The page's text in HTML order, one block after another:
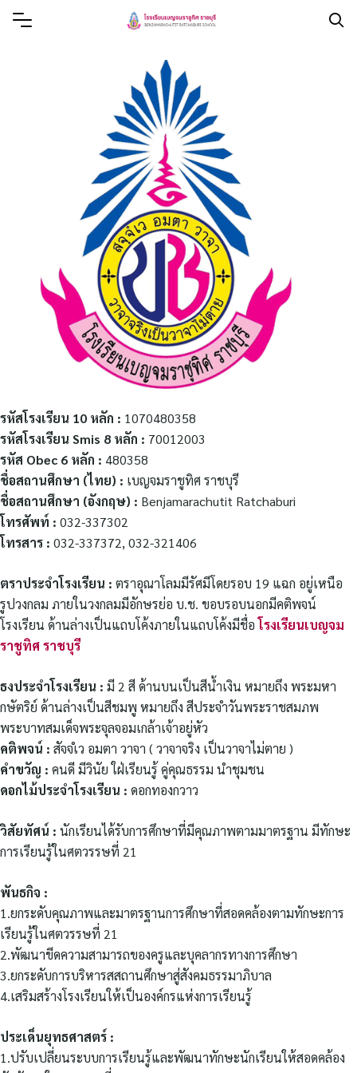
รหัสโรงเรียน 10 หลัก : 1070480358
รหัสโรงเรียน Smis 8 หลัก : 70012003
รหัส Obec 6 หลัก : 480358
ชื่อสถานศึกษา (ไทย) : เบญจมราชูทิศ ราชบุรี
ชื่อสถานศึกษา (อังกฤษ) : Benjamarachutit Ratchaburi
โทรศัพท์ : 032-337302
โทรสาร : 032-337372, 032-321406
ตราประจำโรงเรียน : ตราอุณาโลมมีรัศมีโดยรอบ 19 แฉก อยู่เหนือ
รูปวงกลม ภายในวงกลมมีอักษรย่อ บ.ช. ขอบรอบนอกมีคติพจน์
โรงเรียน ด้านล่างเป็นแถบโค้งภายในแถบโค้งมีชื่อโรงเรียนเบญจม
ราชูทิศ ราชบุรี
ธงประจำโรงเรียน : มี 2 สี ด้านบนเป็นสีน้ำเงิน หมายถึง พระมหา
กษัตริย์ ด้านล่างเป็นสีชมพู หมายถึง สีประจำวันพระราชสมภพ
พระบาทสมเด็จพระจุลจอมเกล้าเจ้าอยู่หัว
คติพจน์ : สัจจํเว อมตา วาจา ( วาจาจริง เป็นวาจาไม่ตาย )
คำขวัญ : คนดี มีวินัย ใฝ่เรียนรู้ คู่คุณธรรม นำชุมชน
ดอกไม้ประจำโรงเรียน : ดอกทองกวาว
วิสัยทัศน์ : นักเรียนได้รับการศึกษาที่มีคุณภาพตามมาตรฐาน มีทักษะ
การเรียนรู้ในศตวรรษที่ 21
พันธกิจ :
1.ยกระดับคุณภาพและมาตรฐานการศึกษาที่สอดคล้องตามทักษะการ
เรียนรู้ในศตวรรษที่ 21
2.พัฒนาขีดความสามารถของครูและบุคลากรทางการศึกษา
3.ยกระดับการบริหารสสถานศึกษาสู่สังคมธรรมาภิบาล
4.เสริมสร้างโรงเรียนให้เป็นองค์กรแห่งการเรียนรู้
ประเด็นยุทธศาสตร์ :
1.ปรับเปลี่ยนระบบการเรียนรู้และพัฒนาทักษะนักเรียนให้สอดคล้อง